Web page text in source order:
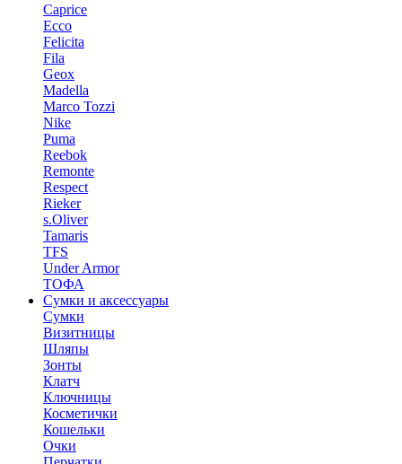
Caprice
Ecco
Felicita
Fila
Geox
Madella
Marco Tozzi
Nike
Puma
Reebok
Remonte
Respect
Rieker
s.Oliver
Tamaris
TFS
Under Armor
ТОФА
Сумки и аксессуары
Сумки
Визитницы
Шляпы
Зонты
Клатч
Ключницы
Косметички
Кошельки
Очки